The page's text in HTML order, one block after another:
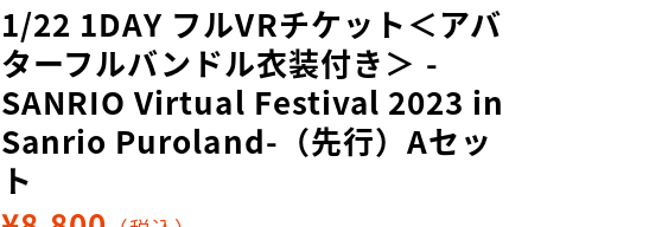
1/22 1DAY フルVRチケット＜アバ
ターフルバンドル衣装付き＞ -
SANRIO Virtual Festival 2023 in
Sanrio Puroland-（先行）Aセッ
ト